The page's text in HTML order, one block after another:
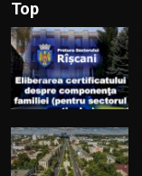
Top